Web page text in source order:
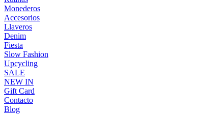
Monederos
Accesorios
Llaveros
Denim
Fiesta
Slow Fashion
Upcycling
SALE
NEW IN
Gift Card
Contacto
Blog